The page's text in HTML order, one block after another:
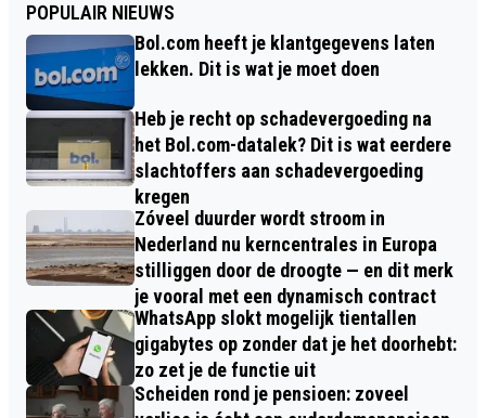
POPULAIR NIEUWS
Bol.com heeft je klantgegevens laten
lekken. Dit is wat je moet doen
Heb je recht op schadevergoeding na
het Bol.com-datalek? Dit is wat eerdere
slachtoffers aan schadevergoeding
kregen
Zóveel duurder wordt stroom in
Nederland nu kerncentrales in Europa
stilliggen door de droogte — en dit merk
je vooral met een dynamisch contract
WhatsApp slokt mogelijk tientallen
gigabytes op zonder dat je het doorhebt:
zo zet je de functie uit
Scheiden rond je pensioen: zoveel